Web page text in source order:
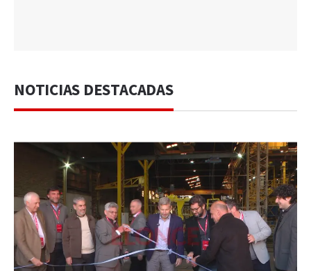
NOTICIAS DESTACADAS